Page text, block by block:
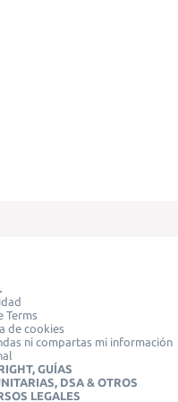
Terms
de cookies
ni compartas mi información
GUÍAS
DSA & OTROS
LEGALES